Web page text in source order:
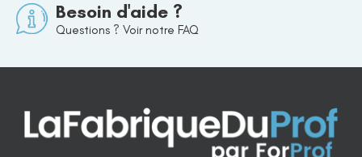
Besoin d'aide ?
Questions ? Voir notre FAQ